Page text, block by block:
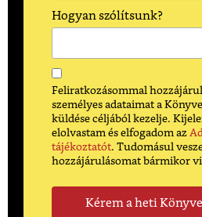
Hogyan szólítsunk?
Feliratkozásommal
személyes adataimat a
küldése céljából kezelje.
elolvastam és elfogadom az
tájékoztatót. Tudomásul
hozzájárulásomat bármikor